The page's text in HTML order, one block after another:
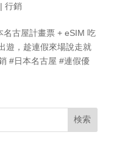
| 行銷
名古屋計畫票 + eSIM 吃
遊，趁連假來場說走就
#日本名古屋 #連假優
検索